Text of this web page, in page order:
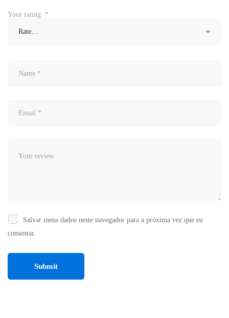
Your rating: *
Salvar meus dados neste navegador para a próxima vez que eu
comentar.